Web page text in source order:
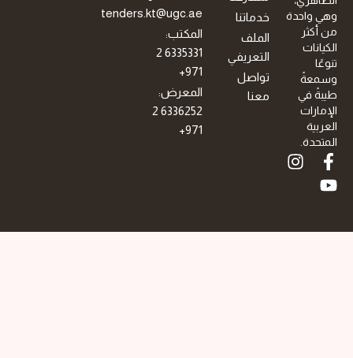
وهي واحدة
من أكثر
الكيانات
تنوعًا
وسمعةً
طيبةً في
الإمارات
العربية
المتحدة.
a
c
b
a
o
u
u
خدماتنا
الملف
التعريفي
تواصل
معنا
tenders.kt@ugc.ae
المكتب:
6335331 2
971+
المعرض:
6336252 2
971+